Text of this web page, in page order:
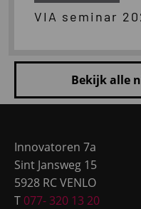
VIA seminar
Bekijk alle
Innovatoren 7a
Sint Jansweg 15
5928 RC VENLO
T 077- 320 13 20